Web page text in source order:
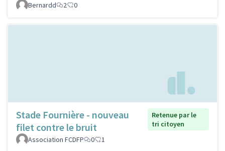
Bernardd 2 0
Stade Fournière - nouveau
filet contre le bruit
Retenue par le
tri citoyen
Association FCDFP
0 1